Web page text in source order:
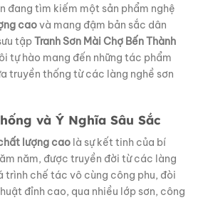
đang tìm kiếm một sản phẩm nghệ
caovà mang đậm bản sắc dân
tậpTranh Sơn Mài Chợ Bến Thành
tự hào mang đến những tác phẩm
truyền thống từ các làng nghề sơn
và Ý Nghĩa Sâu Sắc
lượng cao là sự kết tinh của bí
năm, được truyền đời từ các làng
trình chế tác vô cùng công phu, đòi
đỉnh cao, qua nhiều lớp sơn, công